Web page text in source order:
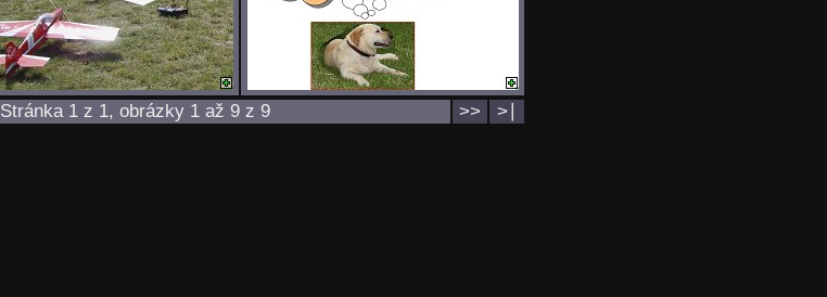
Stránka 1 z 1, obrázky 1 až 9 z 9 >> >∣